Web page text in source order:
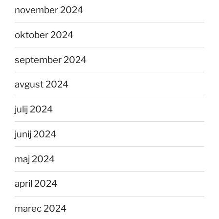
november 2024
oktober 2024
september 2024
avgust 2024
julij 2024
junij 2024
maj 2024
april 2024
marec 2024